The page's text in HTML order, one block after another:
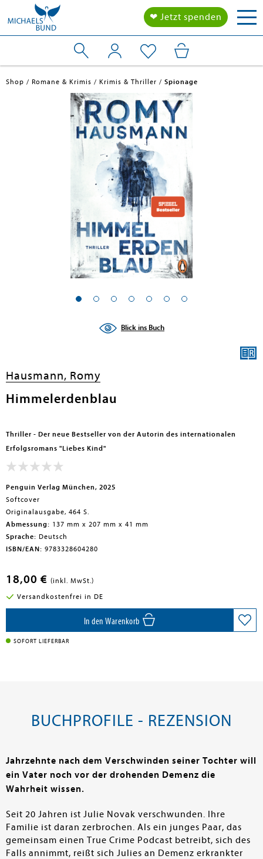
❤ Jetzt spenden
Shop Romane & Krimis Krimis & Thriller Spionage
Blick ins Buch
Hausmann, Romy
Himmelerdenblau
Thriller - Der neue Bestseller von der Autorin des internationalen
Erfolgsromans "Liebes Kind"
Penguin Verlag München, 2025
Softcover
Originalausgabe, 464 S.
Abmessung: 137 mm x 207 mm x 41 mm
Sprache: Deutsch
ISBN/EAN: 9783328604280
18,00 € (inkl. MwSt.)
Versandkostenfrei in DE
In den Warenkorb
SOFORT LIEFERBAR
BUCHPROFILE - REZENSION
Jahrzehnte nach dem Verschwinden seiner Tochter will
ein Vater noch vor der drohenden Demenz die
Wahrheit wissen.
Seit 20 Jahren ist Julie Novak verschwunden. Ihre
Familie ist daran zerbrochen. Als ein junges Paar, das
gemeinsam einen True Crime Podcast betreibt, sich des
Falls annimmt, reißt sich Julies an Demenz erkrankter